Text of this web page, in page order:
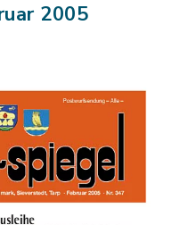
2005